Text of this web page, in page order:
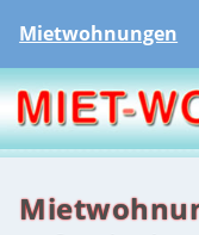
Mietwohnungen